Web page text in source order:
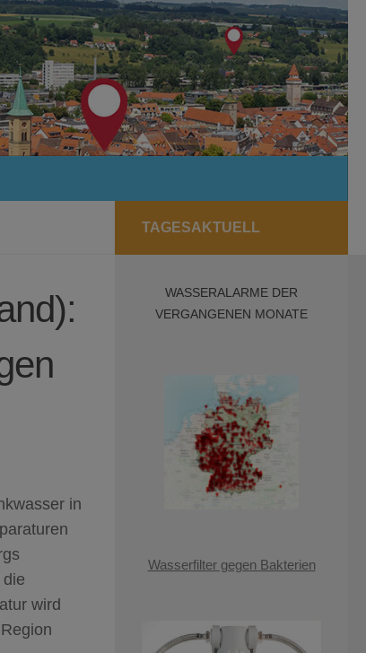
in
wird
TAGESAKTUELL
WASSERALARME DER
VERGANGENEN MONATE
Wasserfilter gegen Bakterien